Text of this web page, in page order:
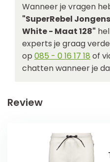
Wanneer je vragen
"SuperRebel
White - Maat 128"
experts je graag
op 085 - 0 16 17 18 of
chatten wanneer je
Review